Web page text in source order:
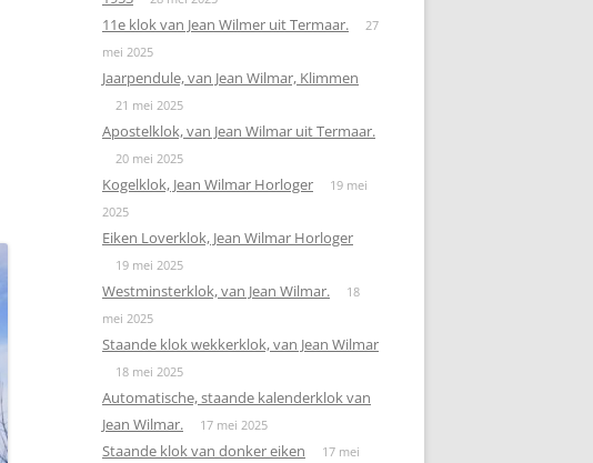
11e klok van Jean Wilmer uit Termaar.
27
mei 2025
Jaarpendule, van Jean Wilmar, Klimmen
21 mei 2025
Apostelklok, van Jean Wilmar uit Termaar.
20 mei 2025
Kogelklok, Jean Wilmar Horloger
19 mei
2025
Eiken Loverklok, Jean Wilmar Horloger
19 mei 2025
Westminsterklok, van Jean Wilmar.
18
mei 2025
Staande klok wekkerklok, van Jean Wilmar
18 mei 2025
Automatische, staande kalenderklok van
Jean Wilmar.
17 mei 2025
Staande klok van donker eiken
17 mei